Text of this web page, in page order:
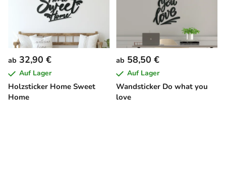
Holzsticker Home Sweet
Home
ab 32,90 €
Auf Lager
Wandsticker Do what you
love
ab 58,50 €
Auf Lager